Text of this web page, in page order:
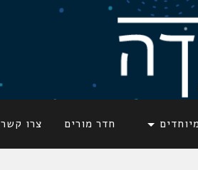
מיוחדים חדר מורים צרו קשר